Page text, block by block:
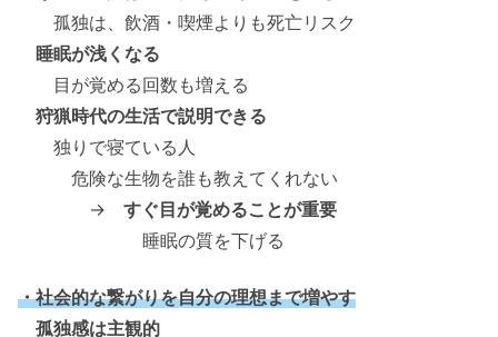
孤独は、飲酒・喫煙よりも死亡リスク
睡眠が浅くなる
目が覚める回数も増える
狩猟時代の生活で説明できる
独りで寝ている人
危険な生物を誰も教えてくれない
→ すぐ目が覚めることが重要
睡眠の質を下げる
・社会的な繋がりを自分の理想まで増やす
孤独感は主観的